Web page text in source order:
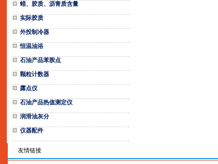
蜡、胶质、沥青质含量
实际胶质
外投制冷器
恒温油浴
石油产品苯胺点
颗粒计数器
露点仪
石油产品热值测定仪
润滑油灰分
仪器配件
友情链接